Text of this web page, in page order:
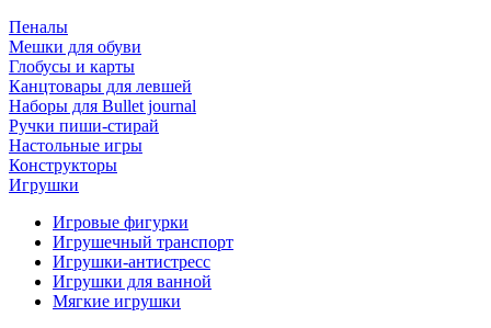
Пеналы
Мешки для обуви
Глобусы и карты
Канцтовары для левшей
Наборы для Bullet journal
Ручки пиши-стирай
Настольные игры
Конструкторы
Игрушки
Игровые фигурки
Игрушечный транспорт
Игрушки-антистресс
Игрушки для ванной
Мягкие игрушки